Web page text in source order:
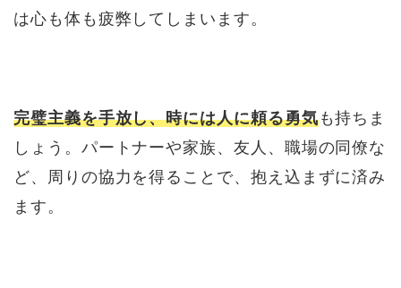
は心も体も疲弊してしまいます。
完璧主義を手放し、時には人に頼る勇気も持ちま
しょう。パートナーや家族、友人、職場の同僚な
ど、周りの協力を得ることで、抱え込まずに済み
ます。